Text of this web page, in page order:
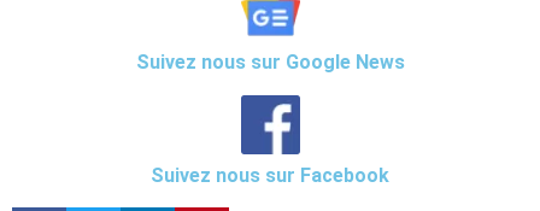
Suivez nous sur Google News
Suivez nous sur Facebook